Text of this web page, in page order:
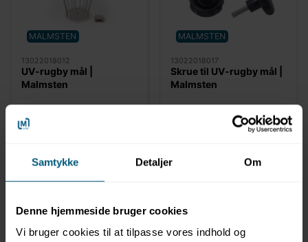
Samtykke Detaljer Om
Denne hjemmeside bruger cookies
Vi bruger cookies til at tilpasse vores indhold og
MALMSTEN
13022018012
UV-rugby mål |
Malmsten
MALMSTEN
13022018017
Skrue til UV-rugby mål |
Malmsten